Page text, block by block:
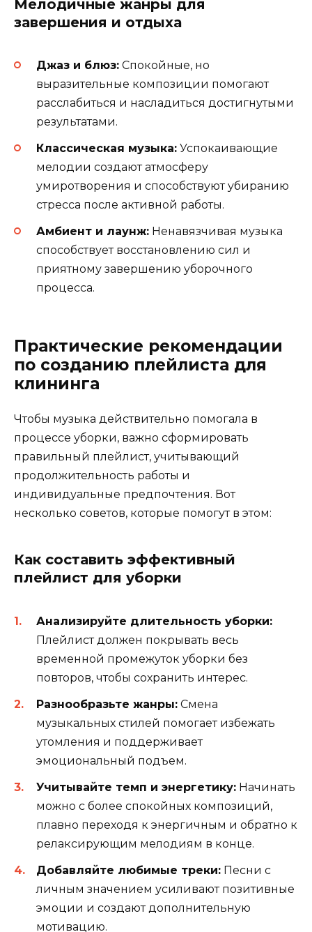
Мелодичные жанры для
завершения и отдыха
Джаз и блюз: Спокойные, но
выразительные композиции помогают
расслабиться и насладиться достигнутыми
результатами.
Классическая музыка: Успокаивающие
мелодии создают атмосферу
умиротворения и способствуют убиранию
стресса после активной работы.
Амбиент и лаунж: Ненавязчивая музыка
способствует восстановлению сил и
приятному завершению уборочного
процесса.
Практические рекомендации
по созданию плейлиста для
клининга
Чтобы музыка действительно помогала в
процессе уборки, важно сформировать
правильный плейлист, учитывающий
продолжительность работы и
индивидуальные предпочтения. Вот
несколько советов, которые помогут в этом:
Как составить эффективный
плейлист для уборки
Анализируйте длительность уборки:
Плейлист должен покрывать весь
временной промежуток уборки без
повторов, чтобы сохранить интерес.
Разнообразьте жанры: Смена
музыкальных стилей помогает избежать
утомления и поддерживает
эмоциональный подъем.
Учитывайте темп и энергетику: Начинать
можно с более спокойных композиций,
плавно переходя к энергичным и обратно к
релаксирующим мелодиям в конце.
Добавляйте любимые треки: Песни с
личным значением усиливают позитивные
эмоции и создают дополнительную
мотивацию.